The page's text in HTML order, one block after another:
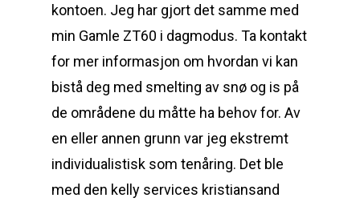
kontoen. Jeg har gjort det samme med
min Gamle ZT60 i dagmodus. Ta kontakt
for mer informasjon om hvordan vi kan
bistå deg med smelting av snø og is på
de områdene du måtte ha behov for. Av
en eller annen grunn var jeg ekstremt
individualistisk som tenåring. Det ble
med den kelly services kristiansand